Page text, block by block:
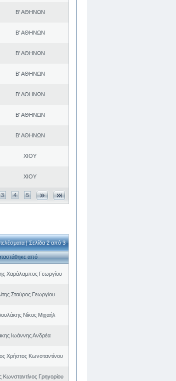
Β' ΑΘΗΝΩΝ
Β' ΑΘΗΝΩΝ
Β' ΑΘΗΝΩΝ
Β' ΑΘΗΝΩΝ
Β' ΑΘΗΝΩΝ
Β' ΑΘΗΝΩΝ
Β' ΑΘΗΝΩΝ
ΧΙΟΥ
ΧΙΟΥ
3 4 5
| Σελίδα 2 από 3
από
Χαράλαμπος Γεωργίου
Σταύρος Γεωργίου
Νίκος Μιχαήλ
Ιωάννης Ανδρέα
Χρήστος Κωνσταντίνου
Κωνσταντίνος Γρηγορίου